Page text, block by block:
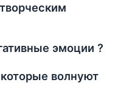
эмоции ?
волнуют